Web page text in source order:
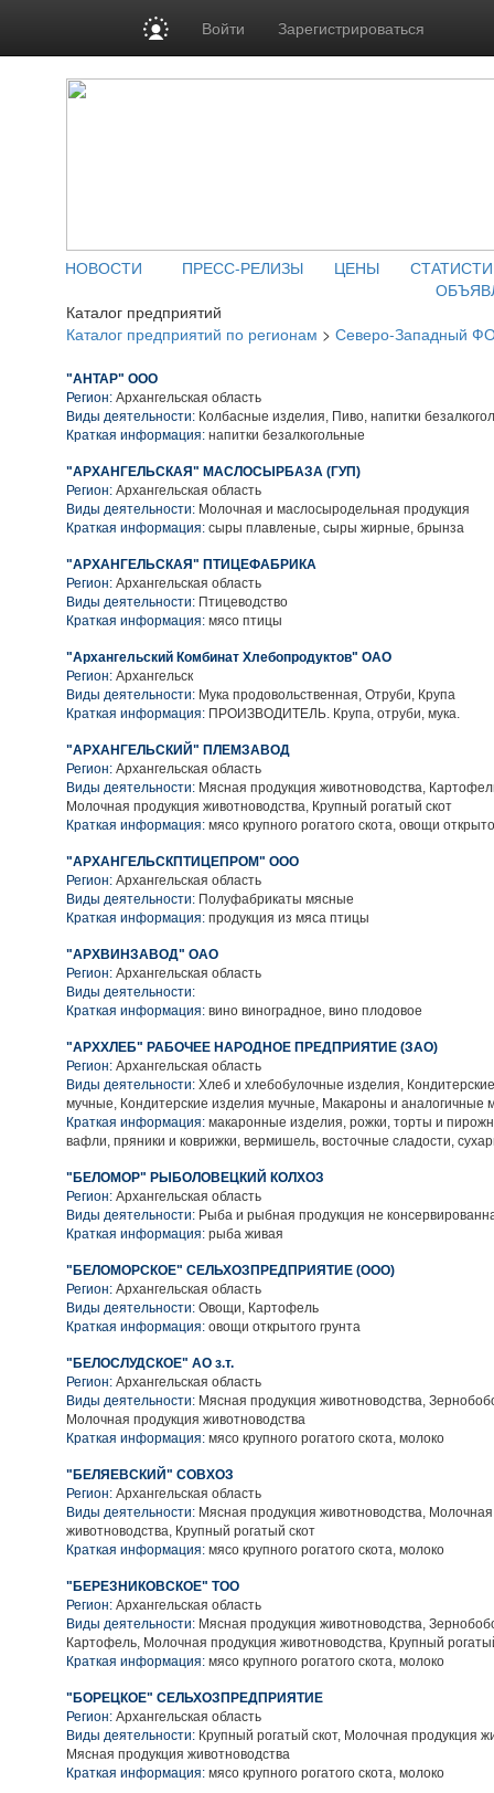
Войти Зарегистрироваться
НОВОСТИ ПРЕСС-РЕЛИЗЫ ЦЕНЫ
Каталог предприятий
Каталог предприятий по регионам > Северо-Западный
"АНТАР" ООО
Регион: Архангельская область
Виды деятельности: Колбасные изделия, Пиво, напитки
Краткая информация: напитки безалкогольные
"АРХАНГЕЛЬСКАЯ" МАСЛОСЫРБАЗА (ГУП)
Регион: Архангельская область
Виды деятельности: Молочная и маслосыродельная продукция
Краткая информация: сыры плавленые, сыры жирные, брынза
"АРХАНГЕЛЬСКАЯ" ПТИЦЕФАБРИКА
Регион: Архангельская область
Виды деятельности: Птицеводство
Краткая информация: мясо птицы
"Архангельский Комбинат Хлебопродуктов" ОАО
Регион: Архангельск
Виды деятельности: Мука продовольственная, Отруби, Крупа
Краткая информация: ПРОИЗВОДИТЕЛЬ. Крупа, отруби, мука.
"АРХАНГЕЛЬСКИЙ" ПЛЕМЗАВОД
Регион: Архангельская область
Виды деятельности: Мясная продукция животноводства,
Молочная продукция животноводства, Крупный рогатый скот
Краткая информация: мясо крупного рогатого скота, овощи
"АРХАНГЕЛЬСКПТИЦЕПРОМ" ООО
Регион: Архангельская область
Виды деятельности: Полуфабрикаты мясные
Краткая информация: продукция из мяса птицы
"АРХВИНЗАВОД" ОАО
Регион: Архангельская область
Виды деятельности:
Краткая информация: вино виноградное, вино плодовое
"АРХХЛЕБ" РАБОЧЕЕ НАРОДНОЕ ПРЕДПРИЯТИЕ (ЗАО)
Регион: Архангельская область
Виды деятельности: Хлеб и хлебобулочные изделия,
мучные, Кондитерские изделия мучные, Макароны и аналогичные
Краткая информация: макаронные изделия, рожки, торты и
вафли, пряники и коврижки, вермишель, восточные сладости,
"БЕЛОМОР" РЫБОЛОВЕЦКИЙ КОЛХОЗ
Регион: Архангельская область
Виды деятельности: Рыба и рыбная продукция не
Краткая информация: рыба живая
"БЕЛОМОРСКОЕ" СЕЛЬХОЗПРЕДПРИЯТИЕ (ООО)
Регион: Архангельская область
Виды деятельности: Овощи, Картофель
Краткая информация: овощи открытого грунта
"БЕЛОСЛУДСКОЕ" АО з.т.
Регион: Архангельская область
Виды деятельности: Мясная продукция животноводства,
Молочная продукция животноводства
Краткая информация: мясо крупного рогатого скота, молоко
"БЕЛЯЕВСКИЙ" СОВХОЗ
Регион: Архангельская область
Виды деятельности: Мясная продукция животноводства,
животноводства, Крупный рогатый скот
Краткая информация: мясо крупного рогатого скота, молоко
"БЕРЕЗНИКОВСКОЕ" ТОО
Регион: Архангельская область
Виды деятельности: Мясная продукция животноводства,
Картофель, Молочная продукция животноводства, Крупный
Краткая информация: мясо крупного рогатого скота, молоко
"БОРЕЦКОЕ" СЕЛЬХОЗПРЕДПРИЯТИЕ
Регион: Архангельская область
Виды деятельности: Крупный рогатый скот, Молочная продукция
Мясная продукция животноводства
Краткая информация: мясо крупного рогатого скота, молоко